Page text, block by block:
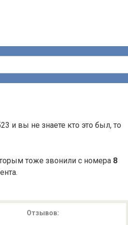
и вы не знаете кто это был, то
тоже звонили с номера 8
Отзывов: